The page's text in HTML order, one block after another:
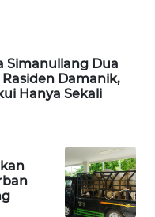
Simanullang Dua
Damanik,
Hanya Sekali